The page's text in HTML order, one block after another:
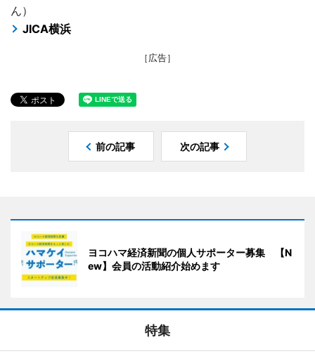
ん）
JICA横浜
［広告］
前の記事 次の記事
ヨコハマ経済新聞の個人サポーター募集 【N
ew】会員の活動紹介始めます
特集